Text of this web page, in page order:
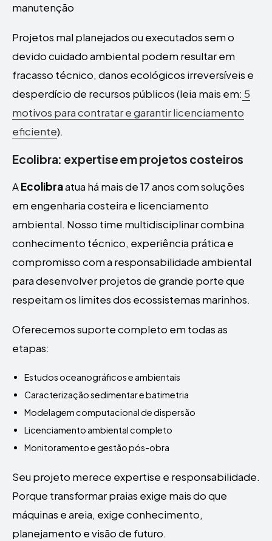
manutenção
Projetos mal planejados ou executados sem o
devido cuidado ambiental podem resultar em
fracasso técnico, danos ecológicos irreversíveis e
desperdício de recursos públicos (leia mais em: 5
motivos para contratar e garantir licenciamento
eficiente).
Ecolibra: expertise em projetos costeiros
AEcolibraatua há mais de 17 anos com soluções
em engenharia costeira e licenciamento
ambiental. Nosso time multidisciplinar combina
conhecimento técnico, experiência prática e
compromisso com a responsabilidade ambiental
para desenvolver projetos de grande porte que
respeitam os limites dos ecossistemas marinhos.
Oferecemos suporte completo em todas as
etapas:
Estudos oceanográficos e ambientais
Caracterização sedimentar e batimetria
Modelagem computacional de dispersão
Licenciamento ambiental completo
Monitoramento e gestão pós-obra
Seu projeto merece expertise e responsabilidade.
Porque transformar praias exige mais do que
máquinas e areia, exige conhecimento,
planejamento e visão de futuro.